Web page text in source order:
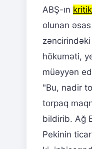
ABŞ-ın
olunan
hökuməti,
müəyyən
"Bu, nadir
torpaq
bildirib. Ağ
Pekinin